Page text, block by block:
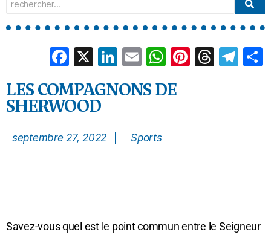
Facebook
X LinkedIn
EmailWhatsApp
Pinterest
LES COMPAGNONS DE
SHERWOOD
septembre 27, 2022 Sports
Savez-vous quel est le point commun entre le Seigneur